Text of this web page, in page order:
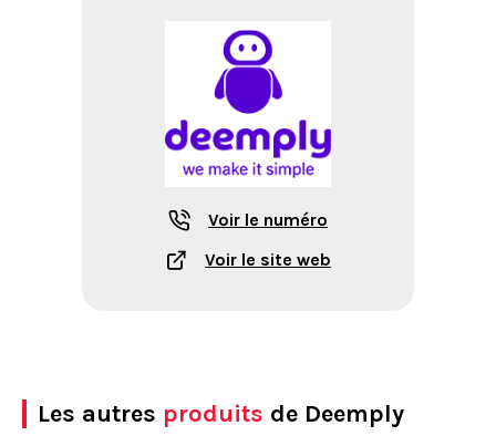
Voir le numéro
Voir le site web
Les autres produits de Deemply